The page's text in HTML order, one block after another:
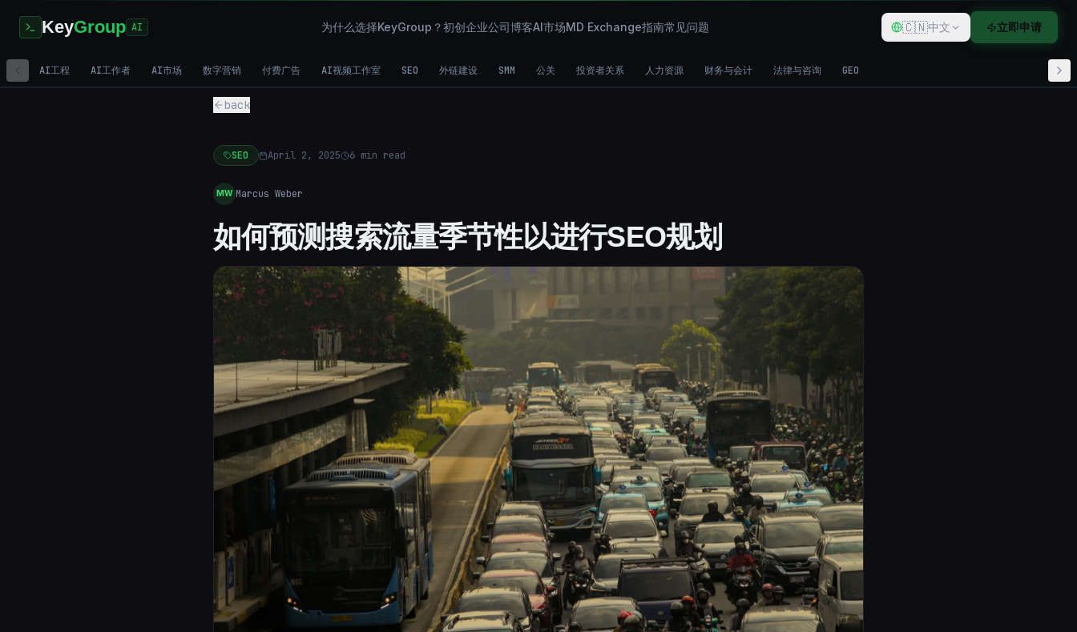
KeyGroup AI 为什么选择KeyGroup？ 初创企业公司博客AI市场MD Exchange指南常见问题 🇨🇳中文 立即申请
AI工程 AI工作者 AI市场 数字营销 付费广告 AI视频工作室 SEO 外链建设 SMM 公关 投资者关系 人力资源 财务与会计 法律与咨询 GEO
back
SEO April 2, 2025 6 min read
MW Marcus Weber
如何预测搜索流量季节性以进行SEO规划